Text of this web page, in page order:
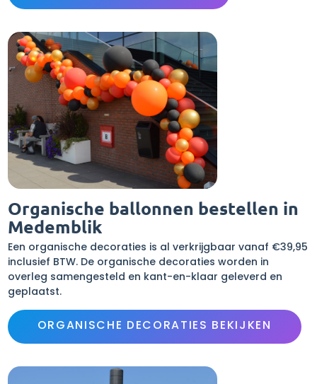
Organische ballonnen bestellen in
Medemblik
Een organische decoraties is al verkrijgbaar vanaf €39,95
inclusief BTW. De organische decoraties worden in
overleg samengesteld en kant-en-klaar geleverd en
geplaatst.
ORGANISCHE DECORATIES BEKIJKEN